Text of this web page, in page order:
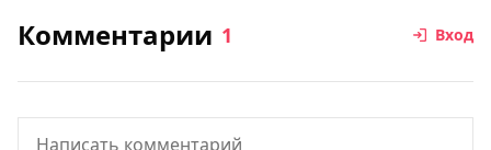
Комментарии 1 Вход